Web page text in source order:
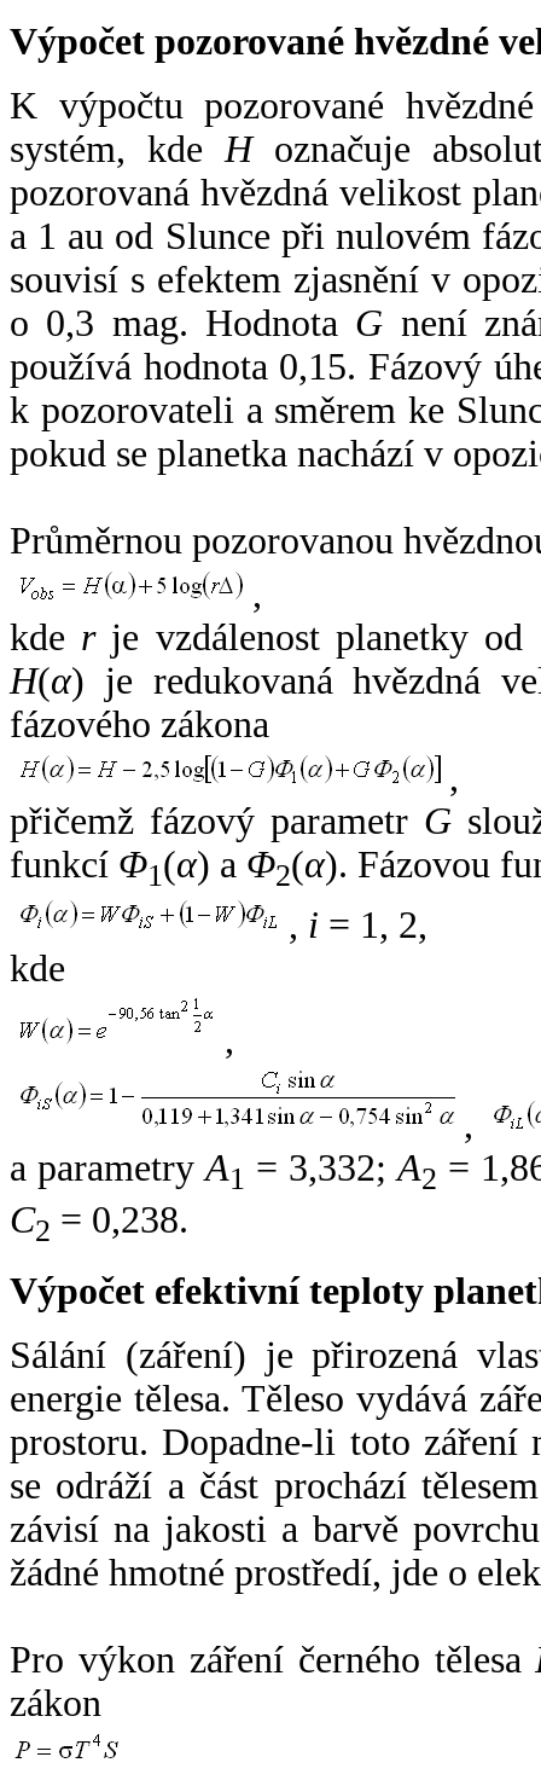
Výpočet pozorované hvězdné
K výpočtu pozorované
systém, kde Hoznačuje
pozorovaná hvězdná velikost
a 1 au od Slunce při nulovém
souvisí s efektem zjasnění v
o 0,3 mag. Hodnota G není
používá hodnota 0,15. Fázový
k pozorovateli a směrem ke
pokud se planetka nachází v
Průměrnou pozorovanou
,
kde rje vzdálenost planetky od
H(α) je redukovaná hvězdná
fázového zákona
,
přičemž fázový parametr G
funkcí Φ1(α) a Φ2(α). Fázovou
, i = 1, 2,
kde
,
,
a parametryA1 = 3,332;A2 =
C2 = 0,238.
Výpočet efektivní teploty
Sálání (záření) je přirozená
energie tělesa. Těleso vydává
prostoru. Dopadne-li toto záření
se odráží a část prochází
závisí na jakosti a barvě
žádné hmotné prostředí, jde o
Pro výkon záření černého tělesa
zákon